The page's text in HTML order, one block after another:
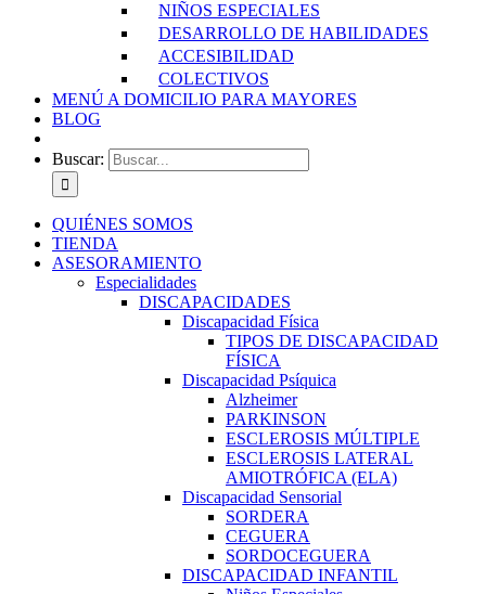
NIÑOS ESPECIALES
DESARROLLO DE HABILIDADES
ACCESIBILIDAD
COLECTIVOS
MENÚ A DOMICILIO PARA MAYORES
BLOG
Buscar:
QUIÉNES SOMOS
TIENDA
ASESORAMIENTO
Especialidades
DISCAPACIDADES
Discapacidad Física
TIPOS DE DISCAPACIDAD
FÍSICA
Discapacidad Psíquica
Alzheimer
PARKINSON
ESCLEROSIS MÚLTIPLE
ESCLEROSIS LATERAL
AMIOTRÓFICA (ELA)
Discapacidad Sensorial
SORDERA
CEGUERA
SORDOCEGUERA
DISCAPACIDAD INFANTIL